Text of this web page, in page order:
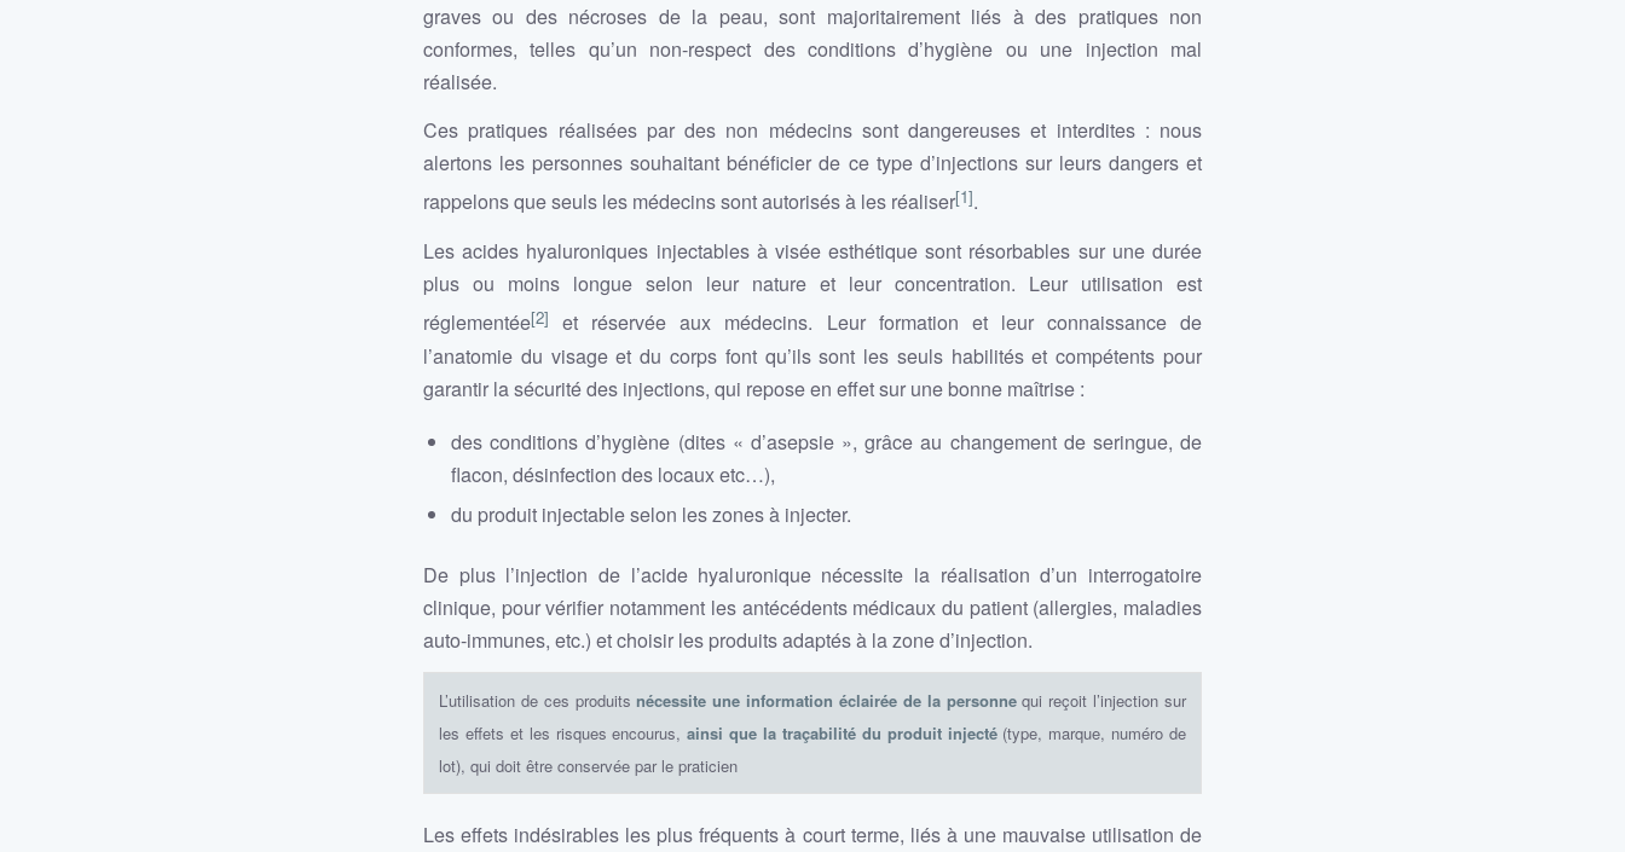
graves ou des nécroses de la peau, sont majoritairement liés à des pratiques non
conformes, telles qu’un non-respect des conditions d’hygiène ou une injection mal
réalisée.
Ces pratiques réalisées par des non médecins sont dangereuses et interdites : nous
alertons les personnes souhaitant bénéficier de ce type d’injections sur leurs dangers et
rappelons que seuls les médecins sont autorisés à les réaliser[1].
Les acides hyaluroniques injectables à visée esthétique sont résorbables sur une durée
plus ou moins longue selon leur nature et leur concentration. Leur utilisation est
réglementée[2]
et réservée aux médecins. Leur formation et leur connaissance de
l’anatomie du visage et du corps font qu’ils sont les seuls habilités et compétents pour
garantir la sécurité des injections, qui repose en effet sur une bonne maîtrise :
des conditions d’hygiène (dites « d’asepsie », grâce au changement de seringue, de
flacon, désinfection des locaux etc…),
du produit injectable selon les zones à injecter.
De plus l’injection de l’acide hyaluronique nécessite la réalisation d’un interrogatoire
clinique, pour vérifier notamment les antécédents médicaux du patient (allergies, maladies
auto-immunes, etc.) et choisir les produits adaptés à la zone d’injection.
L’utilisation de ces produits nécessite une information éclairée de la personnequi reçoit l’injection sur
les effets et les risques encourus,ainsi que la traçabilité du produit injecté(type, marque, numéro de
lot), qui doit être conservée par le praticien
Les effets indésirables les plus fréquents à court terme, liés à une mauvaise utilisation de